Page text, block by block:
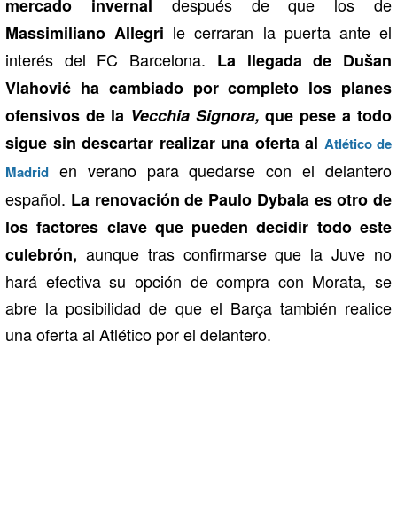
mercado invernal
Massimiliano Allegri le cerraran la puerta ante el
interés del FC Barcelona. La llegada de Dušan
Vlahović ha cambiado por completo los planes
ofensivos de la Vecchia Signora, que pese a todo
sigue sin descartar realizar una oferta al Atlético de
Madrid en verano para quedarse con el delantero
español. La renovación de Paulo Dybala es otro de
los factores clave que pueden decidir todo este
culebrón, aunque tras confirmarse que la Juve no
hará efectiva su opción de compra con Morata, se
abre la posibilidad de que el Barça también realice
una oferta al Atlético por el delantero.